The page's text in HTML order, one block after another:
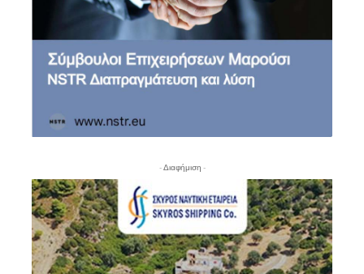
- Διαφήμιση -